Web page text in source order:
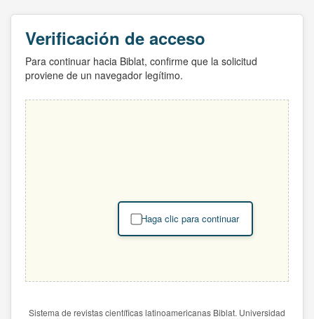
Verificación de acceso
Para continuar hacia Biblat, confirme que la solicitud
proviene de un navegador legítimo.
Haga clic para continuar
Sistema de revistas científicas latinoamericanas Biblat. Universidad